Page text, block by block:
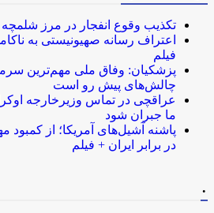
تکذیب وقوع انفجار در مرز شلمچه
اعتراف رسانه صهیونیستی به
فیلم
پزشکیان: وفاق ملی مهم‌ترین
چالش‌های پیش رو است
عراقچی در تماس وزیرخارجه
ما جبران شود
پاشنه آشیل‌های آمریکا؛ از کمبود
در برابر ایران + فیلم